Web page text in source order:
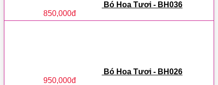
Bó Hoa Tươi - BH036
850,000đ
Bó Hoa Tươi - BH026
950,000đ